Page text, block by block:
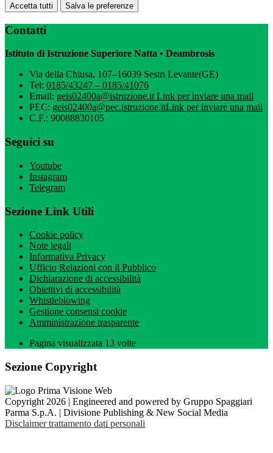
Accetta tutti Salva le preferenze
Contatti
Istituto di Istruzione Superiore Natta • Deambrosis
Via della Chiusa, 107–16039 Sestri Levante(GE)
Tel: 0185/43247 – 0185/41076
Email: geis02400a@istruzione.itLink per inviare una mail
PEC: geis02400a@pec.istruzione.itLink per inviare una mail
C.F.: 90088830105
Seguici su
Youtube
Instagram
Telegram
Sezione Link Utili
Cookie policy
Note legali
Informativa Privacy
Ufficio Relazioni con il Pubblico
Dichiarazione di accessibilità
Obiettivi di accessibilità
Whistleblowing
Gestione consensi cookie
Amministrazione trasparente
Pagina visualizzata 13 volte
Sezione Copyright
Copyright 2026 | Engineered and powered by Gruppo Spaggiari
Parma S.p.A. | Divisione Publishing & New Social Media
Disclaimer trattamento dati personali